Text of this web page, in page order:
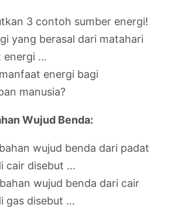
3 contoh sumber energi!
yang berasal dari matahari
energi …
energi bagi
manusia?
Wujud Benda:
wujud benda dari padat
cair disebut …
wujud benda dari cair
gas disebut …